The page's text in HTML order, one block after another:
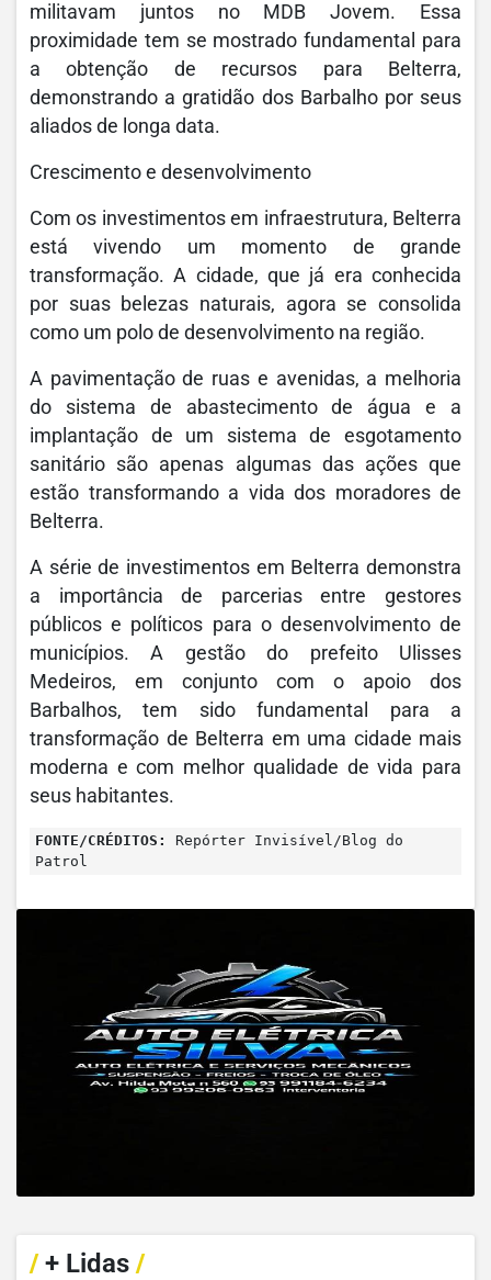
militavam juntos no MDB Jovem. Essa
proximidade tem se mostrado fundamental para
a obtenção de recursos para Belterra,
demonstrando a gratidão dos Barbalho por seus
aliados de longa data.
Crescimento e desenvolvimento
Com os investimentos em infraestrutura, Belterra
está vivendo um momento de grande
transformação. A cidade, que já era conhecida
por suas belezas naturais, agora se consolida
como um polo de desenvolvimento na região.
A pavimentação de ruas e avenidas, a melhoria
do sistema de abastecimento de água e a
implantação de um sistema de esgotamento
sanitário são apenas algumas das ações que
estão transformando a vida dos moradores de
Belterra.
A série de investimentos em Belterra demonstra
a importância de parcerias entre gestores
públicos e políticos para o desenvolvimento de
municípios. A gestão do prefeito Ulisses
Medeiros, em conjunto com o apoio dos
Barbalhos, tem sido fundamental para a
transformação de Belterra em uma cidade mais
moderna e com melhor qualidade de vida para
seus habitantes.
FONTE/CRÉDITOS:
Repórter Invisível/Blog do
Patrol
/+ Lidas /